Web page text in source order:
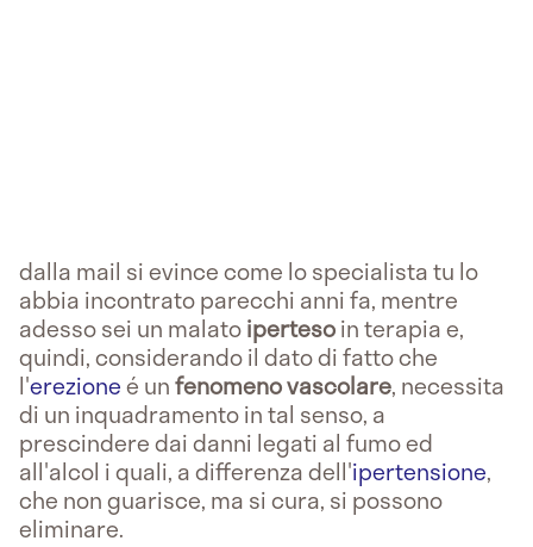
dalla mail si evince come lo specialista tu lo
abbia incontrato parecchi anni fa, mentre
adesso sei un malatoipertesoin terapia e,
quindi, considerando il dato di fatto che
l'erezioneé unfenomeno vascolare, necessita
di un inquadramento in tal senso, a
prescindere dai danni legati al fumo ed
all'alcol i quali, a differenza dell'ipertensione,
che non guarisce, ma si cura, si possono
eliminare.